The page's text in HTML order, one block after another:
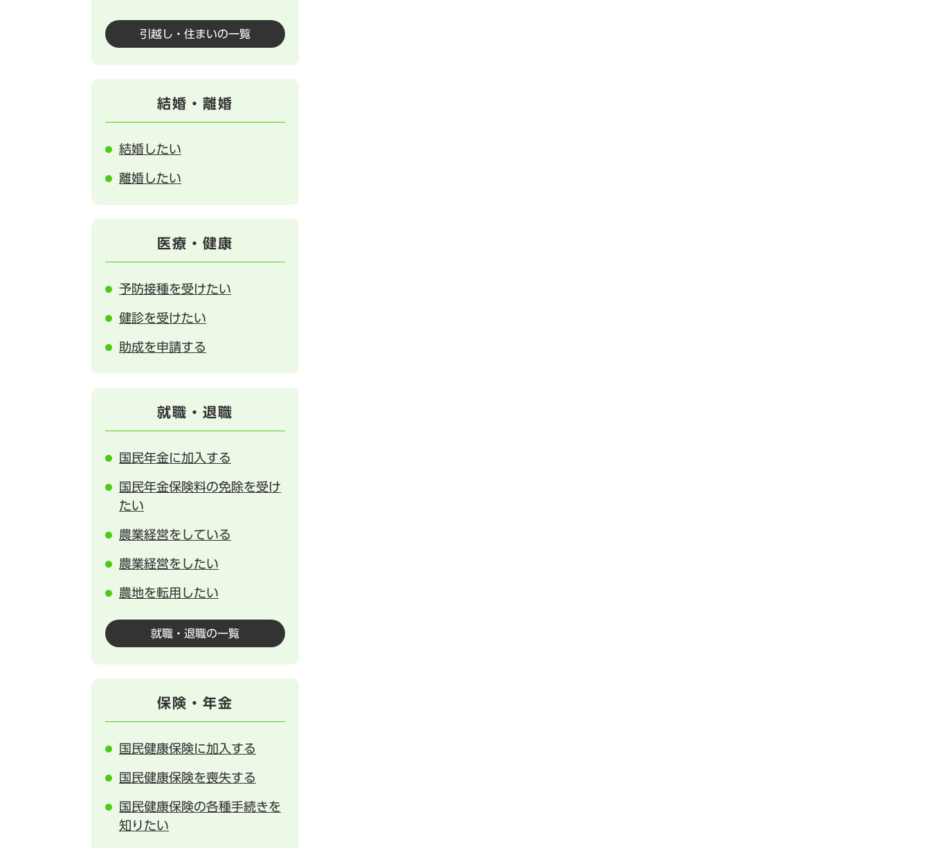
引越し・住まいの一覧
結婚・離婚
結婚したい
離婚したい
医療・健康
予防接種を受けたい
健診を受けたい
助成を申請する
就職・退職
国民年金に加入する
国民年金保険料の免除を受け
たい
農業経営をしている
農業経営をしたい
農地を転用したい
就職・退職の一覧
保険・年金
国民健康保険に加入する
国民健康保険を喪失する
国民健康保険の各種手続きを
知りたい